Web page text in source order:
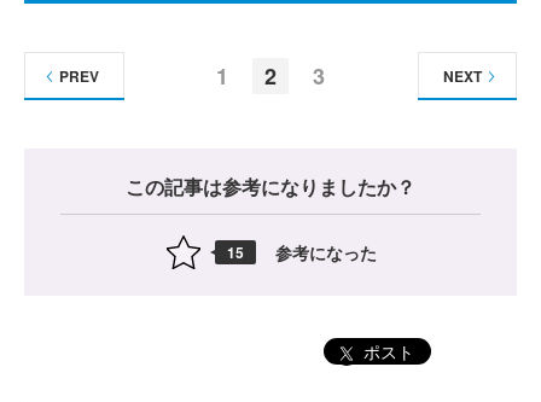
1 2 3
PREV NEXT
この記事は参考になりましたか？
15 参考になった
ポスト